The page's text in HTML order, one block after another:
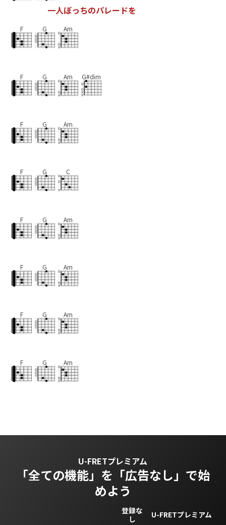
一人ぼっちのパレー ドを
F G Am
F G Am G#dim
F G Am
F G C
F G Am
F G Am
F G Am
F G Am
U-FRETプレミアム
「全ての機能」を 「広告なし」で始
めよう
登録な
し
U-FRETプレミアム